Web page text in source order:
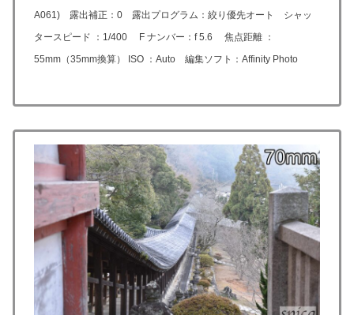
A061) 露出補正：0 露出プログラム：絞り優先オート シャッ
タースピード ：1/400 F ナンバー：f 5.6 焦点距離 ：
55mm（35mm換算） ISO ：Auto 編集ソフト：Affinity Photo